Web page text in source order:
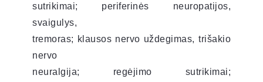
sutrikimai; periferinės neuropatijos,
svaigulys,
tremoras; klausos nervo uždegimas, trišakio
nervo
neuralgija; regėjimo sutrikimai;